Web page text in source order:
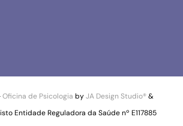
Oficina de Psicologia byJA Design Studio®&
Entidade Reguladora da Saúde nº E117885